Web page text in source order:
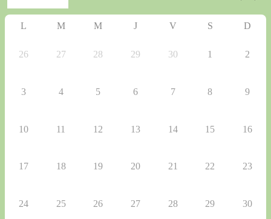
L M M J V S D
26 27 28 29 30 1 2
3 4 5 6 7 8 9
10 11 12 13 14 15 16
17 18 19 20 21 22 23
24 25 26 27 28 29 30